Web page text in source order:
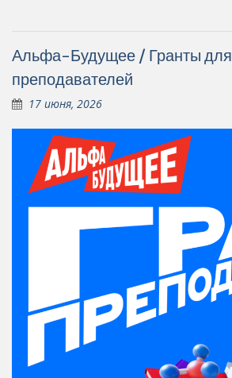
Альфа-Будущее / Гранты для
преподавателей
17 июня, 2026